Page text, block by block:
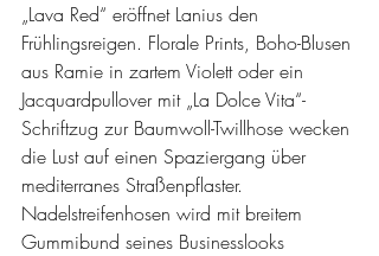
„Lava Red“ eröffnet Lanius den
Frühlingsreigen. Florale Prints, Boho-Blusen
aus Ramie in zartem Violett oder ein
Jacquardpullover mit „La Dolce Vita“-
Schriftzug zur Baumwoll-Twillhose wecken
die Lust auf einen Spaziergang über
mediterranes Straßenpflaster.
Nadelstreifenhosen wird mit breitem
Gummibund seines Businesslooks